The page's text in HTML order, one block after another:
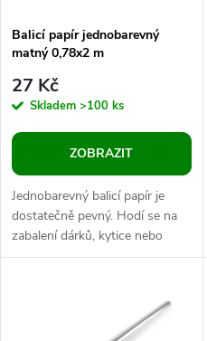
p
r
o
d
u
s
p
r
o
d
u
Balicí papír jednobarevný
matný 0,78x2 m
27 Kč
Skladem >100 ks
ZOBRAZIT
Jednobarevný balicí papír je
dostatečně pevný. Hodí se na
zabalení dárků, kytice nebo
výrobu kornoutů. Skvěle